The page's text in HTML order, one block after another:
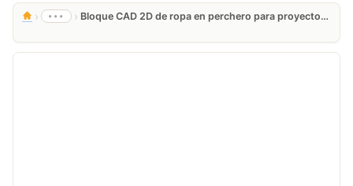
› ••• › Bloque CAD 2D de ropa en perchero para proyectos AutoCAD